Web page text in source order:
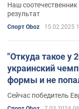
Наш
результат
Спорт Oboz 15.02.2025
"Откуда такое у
украинский
формы и не
Сейчас победитель